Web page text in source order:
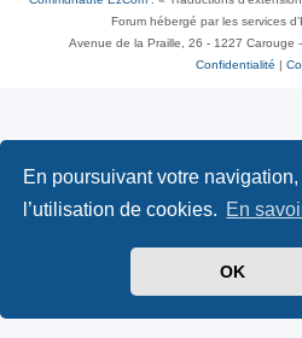
En poursuivant votre
l’utilisation de cookies. En
OK
Forum hébergé par les services d’
Avenue de la Praille, 26 - 1227 Carouge
Confidentialité